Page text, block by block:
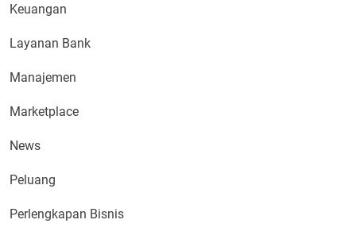
Keuangan
Layanan Bank
Manajemen
Marketplace
News
Peluang
Perlengkapan Bisnis